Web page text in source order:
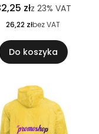
złz 23% VAT
26,22 złbez VAT
Do koszyka